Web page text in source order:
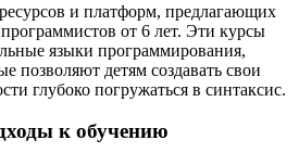
и платформ, предлагающих
от 6 лет. Эти курсы
языки программирования,
позволяют детям создавать свои
глубоко погружаться в синтаксис.
к обучению